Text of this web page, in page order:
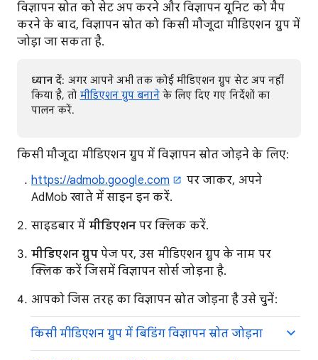
विज्ञापन स्रोत को सेट अप करने और विज्ञापन यूनिट को मैप
करने के बाद, विज्ञापन स्रोत को किसी मौजूदा मीडिएशन ग्रुप में
जोड़ा जा सकता है.
ध्यान दें: अगर आपने अभी तक कोई मीडिएशन ग्रुप सेट अप नहीं
किया है, तो मीडिएशन ग्रुप बनानेके लिए दिए गए निर्देशों का
पालन करें.
किसी मौजूदा मीडिएशन ग्रुप में विज्ञापन स्रोत जोड़ने के लिए:
https://admob.google.com
पर जाकर, अपने
AdMob खाते में साइन इन करें.
साइडबार में मीडिएशन पर क्लिक करें.
मीडिएशन ग्रुपपेज पर, उस मीडिएशन ग्रुप के नाम पर
क्लिक करें जिसमें विज्ञापन सोर्स जोड़ना है.
आपको जिस तरह का विज्ञापन स्रोत जोड़ना है उसे चुनें:
किसी मीडिएशन ग्रुप में बिडिंग विज्ञापन स्रोत जोड़ना